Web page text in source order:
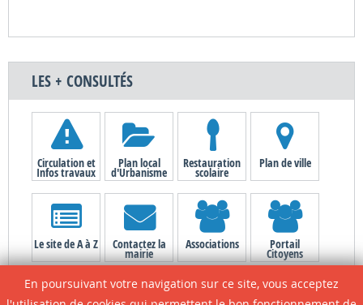
LES + CONSULTÉS
Circulation et
Infos travaux
Plan local
d'Urbanisme
Restauration
scolaire
Plan de ville
Le site de A à Z Contactez la
mairie
Associations Portail
Citoyens
En poursuivant votre navigation sur ce site, vous acceptez